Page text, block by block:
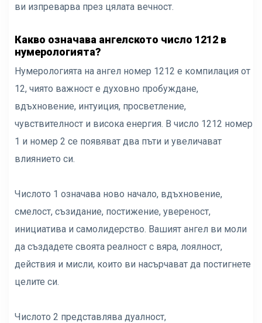
ви изпреварва през цялата вечност.
Какво означава ангелското число 1212 в
нумерологията?
Нумерологията на ангел номер 1212 е компилация от
12, чиято важност е духовно пробуждане,
вдъхновение, интуиция, просветление,
чувствителност и висока енергия. В число 1212 номер
1 и номер 2 се появяват два пъти и увеличават
влиянието си.
Числото 1 означава ново начало, вдъхновение,
смелост, съзидание, постижение, увереност,
инициатива и самолидерство. Вашият ангел ви моли
да създадете своята реалност с вяра, лоялност,
действия и мисли, които ви насърчават да постигнете
целите си.
Числото 2 представлява дуалност,